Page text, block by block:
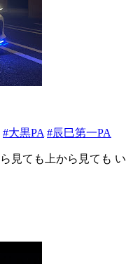
#大黒PA #辰巳第一PA
見ても上から見ても い